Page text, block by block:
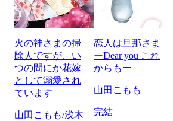
火の神さまの掃
除人ですが、い
つの間にか花嫁
として溺愛され
ています
山田こもも/浅木
恋人は旦那さま
ーDear you これ
からもー
山田こもも
完結